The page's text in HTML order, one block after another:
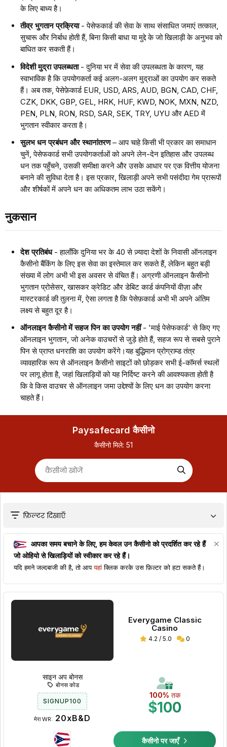
के लिए बाध्य है।
तीव्र भुगतान प्रक्रिया- पेसेफकार्ड की सेवा के साथ संसाधित जमाएं तत्काल,
सुचारू और निर्बाध होती हैं, बिना किसी बाधा या मुद्दे के जो खिलाड़ी के अनुभव को
बाधित कर सकती हैं।
विदेशी मुद्रा उपलब्धता- दुनिया भर में सेवा की उपलब्धता के कारण, यह
स्वाभाविक है कि उपयोगकर्ता कई अलग-अलग मुद्राओं का उपयोग कर सकते
हैं। अब तक, पेसेफ़ेकार्ड EUR, USD, ARS, AUD, BGN, CAD, CHF,
CZK, DKK, GBP, GEL, HRK, HUF, KWD, NOK, MXN, NZD,
PEN, PLN, RON, RSD, SAR, SEK, TRY, UYU और AED में
भुगतान स्वीकार करता है।
सुलभ धन प्रबंधन और स्थानांतरण– आप चाहे किसी भी प्रकार का समाधान
चुनें, पेसेफकार्ड सभी उपयोगकर्ताओं को अपने लेन-देन इतिहास और उपलब्ध
धन तक पहुँचने, उसकी समीक्षा करने और उसके आधार पर एक वित्तीय योजना
बनाने की सुविधा देता है। इस प्रकार, खिलाड़ी अपने सभी पसंदीदा गेम प्रारूपों
और शीर्षकों में अपने धन का अधिकतम लाभ उठा सकेंगे।
नुकसान
देश प्रतिबंध- हालाँकि दुनिया भर के 40 से ज़्यादा देशों के निवासी ऑनलाइन
कैसीनो बैंकिंग के लिए इस सेवा का इस्तेमाल कर सकते हैं, लेकिन बहुत बड़ी
संख्या में लोग अभी भी इस अवसर से वंचित हैं। अग्रणी ऑनलाइन कैसीनो
भुगतान प्रोसेसर, खासकर क्रेडिट और डेबिट कार्ड कंपनियों वीज़ा और
मास्टरकार्ड की तुलना में, ऐसा लगता है कि पेसेफ़कार्ड अभी भी अपने अंतिम
लक्ष्य से बहुत दूर है।
ऑनलाइन कैसीनो में सहज पिन का उपयोग नहीं- 'माई पेसेफकार्ड' से किए गए
ऑनलाइन भुगतान, जो अनेक वाउचरों से जुड़े होते हैं, सहज रूप से सबसे पुराने
पिन से प्राप्त धनराशि का उपयोग करेंगे।यह बुद्धिमान प्रोग्राम्ड तंत्र
व्यावहारिक रूप से ऑनलाइन कैसीनो साइटों को छोड़कर सभी ई-कॉमर्स स्थलों
पर लागू होता है, जहां खिलाड़ियों को यह निर्दिष्ट करने की आवश्यकता होती है
कि वे किस वाउचर से ऑनलाइन जमा उद्देश्यों के लिए धन का उपयोग करना
चाहते हैं।
Paysafecard कैसीनो
कैसीनो मिले: 51
फ़िल्टर दिखाएँ
आपका समय बचाने के लिए, हम केवल उन कैसीनो को प्रदर्शित कर रहे हैं
जोओहियोसे खिलाड़ियों को स्वीकार कर रहे हैं।
यदि हमने जल्दबाजी की है, तो आपयहांक्लिक करके उस फ़िल्टर को हटा सकते हैं।
Everygame Classic
Casino
4.2 / 5.0 0
100% तक
$100
साइन अप बोनस
बोनस कोड
SIGNUP100
मेरा WR: 20xB&D
कैसीनो पर जाएँ